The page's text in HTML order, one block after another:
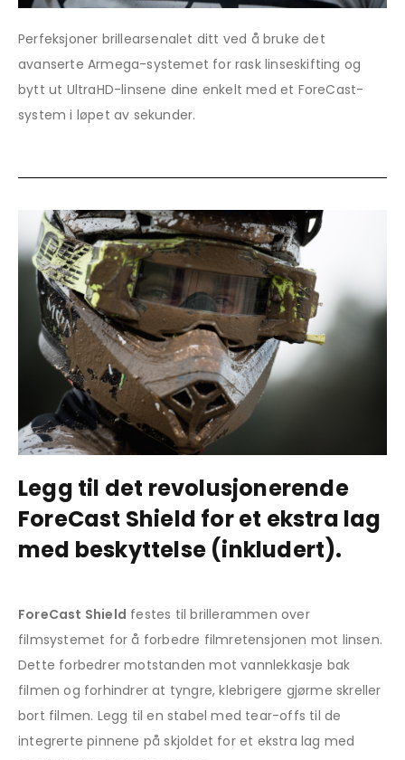
Perfeksjoner brillearsenalet ditt ved å bruke det
avanserte Armega-systemet for rask linseskifting og
bytt ut UltraHD-linsene dine enkelt med et ForeCast-
system i løpet av sekunder.
Legg til det revolusjonerende
ForeCast Shield for et ekstra lag
med beskyttelse (inkludert).
ForeCast Shield festes til brillerammen over
filmsystemet for å forbedre filmretensjonen mot linsen.
Dette forbedrer motstanden mot vannlekkasje bak
filmen og forhindrer at tyngre, klebrigere gjørme skreller
bort filmen. Legg til en stabel med tear-offs til de
integrerte pinnene på skjoldet for et ekstra lag med